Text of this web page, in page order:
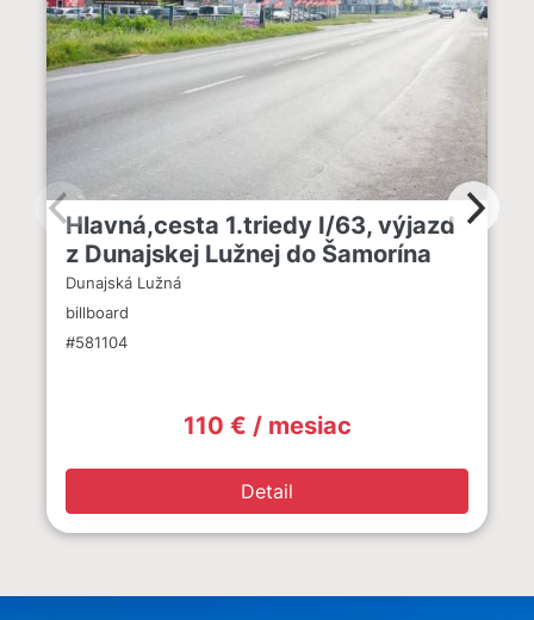
Hlavná,cesta 1.triedy I/63, výjazd
z Dunajskej Lužnej do Šamorína
Dunajská Lužná
billboard
#581104
110 € / mesiac
Detail